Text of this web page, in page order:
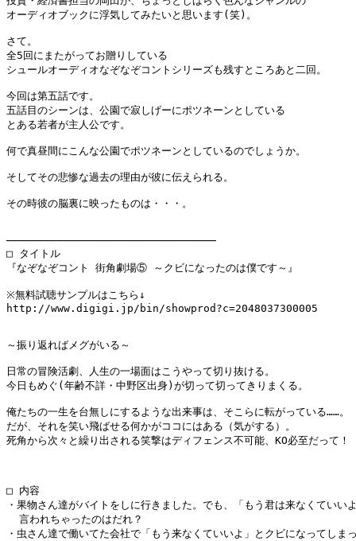
オーディオブックに浮気してみたいと思います(笑)。
さて。
全5回にまたがってお贈りしている
シュールオーディオなぞなぞコントシリーズも残すところあと二回。
今回は第五話です。
五話目のシーンは、公園で寂しげーにポツネーンとしている
とある若者が主人公です。
何で真昼間にこんな公園でポツネーンとしているのでしょうか。
そしてその悲惨な過去の理由が彼に伝えられる。
その時彼の脳裏に映ったものは・・・。
─────────────────────────────────
□ タイトル
『なぞなぞコント 街角劇場⑤ ～クビになったのは僕です～』
※無料試聴サンプルはこちら↓
http://www.digigi.jp/bin/showprod?c=2048037300005
～振り返ればメグがいる～
日常の冒険活劇、人生の一場面はこうやって切り抜ける。
今日もめぐ(年齢不詳・中野区出身)が切って切ってきりまくる。
俺たちの一生を台無しにするような出来事は、そこらに転がっている……。
だが、それを笑い飛ばせる何かがココにはある（気がする）。
死角から次々と繰り出される笑撃はディフェンス不可能、KO必至だって！
□ 内容
・果物さん達がバイトをしに行きました。でも、「もう君は来なくていい
  言われちゃったのはだれ？
・虫さん達で働いてた会社で「もう来なくていいよ」とクビになってしま